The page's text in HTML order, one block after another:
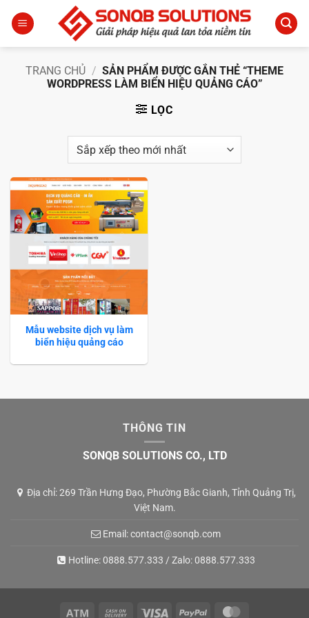
qua
TRANG CHỦ / SẢN PHẨM ĐƯỢC GẮN THẺ “THEME
WORDPRESS LÀM BIỂN HIỆU QUẢNG CÁO”
LỌC
Mẫu website dịch vụ làm
biển hiệu quảng cáo
THÔNG TIN
SONQB SOLUTIONS CO., LTD
Địa chỉ: 269 Trần Hưng Đạo, Phường Bắc Gianh, Tỉnh Quảng Trị,
Việt Nam.
Email:contact@sonqb.com
Hotline:0888.577.333 / Zalo:0888.577.333
Atm Cash Visa PayPal